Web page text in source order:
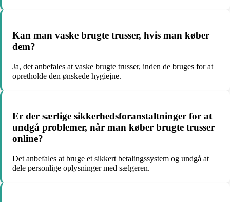
Kan man vaske brugte trusser, hvis man køber
dem?
Ja, det anbefales at vaske brugte trusser, inden de bruges for at
opretholde den ønskede hygiejne.
Er der særlige sikkerhedsforanstaltninger for at
undgå problemer, når man køber brugte trusser
online?
Det anbefales at bruge et sikkert betalingssystem og undgå at
dele personlige oplysninger med sælgeren.